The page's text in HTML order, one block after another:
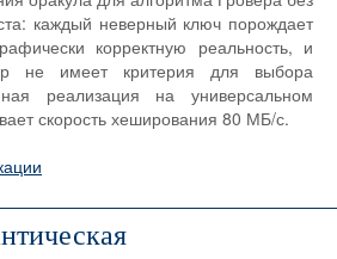
каждый неверный ключ порождает
корректную реальность, и
не имеет критерия для выбора
реализация на универсальном
скорость хеширования 80 МБ/с.